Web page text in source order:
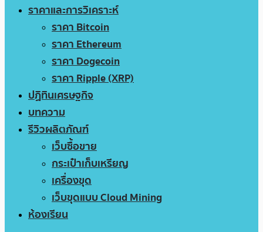
ราคาและการวิเคราะห์
ราคา Bitcoin
ราคา Ethereum
ราคา Dogecoin
ราคา Ripple (XRP)
ปฏิทินเศรษฐกิจ
บทความ
รีวิวผลิตภัณฑ์
เว็บซื้อขาย
กระเป๋าเก็บเหรียญ
เครื่องขุด
เว็บขุดแบบ Cloud Mining
ห้องเรียน